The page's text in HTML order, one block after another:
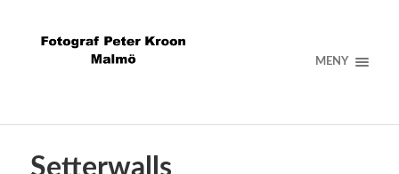
MENY
Setterwalls